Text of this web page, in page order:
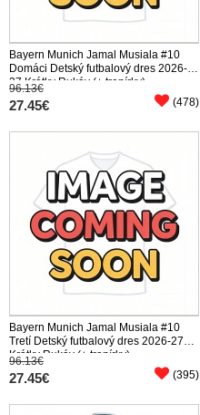
Bayern Munich Jamal Musiala #10
Domáci Detský futbalový dres 2026-
27 Krátky Rukáv (+ trenírky)
96.13€
27.45€ (478)
Bayern Munich Jamal Musiala #10
Tretí Detský futbalový dres 2026-27
Krátky Rukáv (+ trenírky)
96.13€
27.45€ (395)